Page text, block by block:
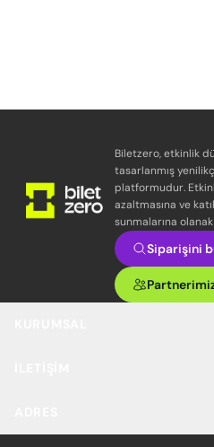
Biletzero, etkinlik
tasarlanmış
platformudur.
azaltmasına ve
sunmalarına
Siparişini